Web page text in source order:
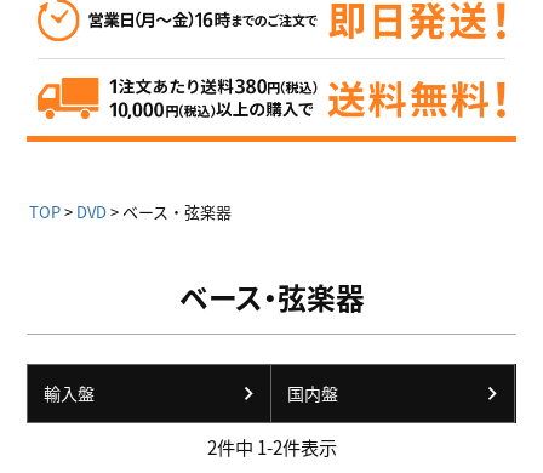
TOP DVD ベース・弦楽器
ベース・弦楽器
輸入盤 国内盤
2件中 1-2件表示